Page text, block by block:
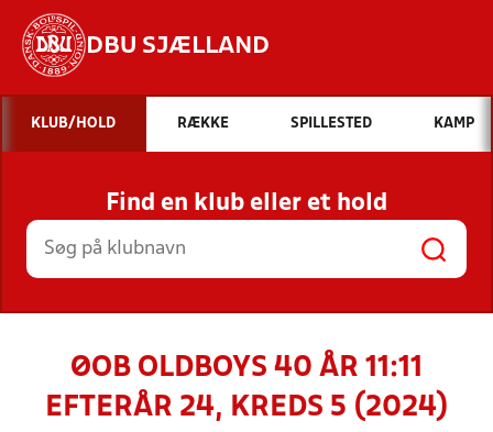
DBU SJÆLLAND
Hvad vil du søge efter?
INDHOLD OG NYHEDER
STILLINGER, RESULTATER, KLUBBER OG
HOLD
KLUB/HOLD RÆKKE SPILLESTED KAMP
Find en klub eller et hold
ØOB OLDBOYS 40 ÅR 11:11
EFTERÅR 24, KREDS 5 (2024)